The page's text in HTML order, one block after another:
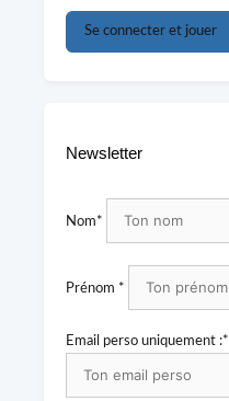
Se connecter et jouer
Newsletter
Nom*
Prénom *
Email perso uniquement :*